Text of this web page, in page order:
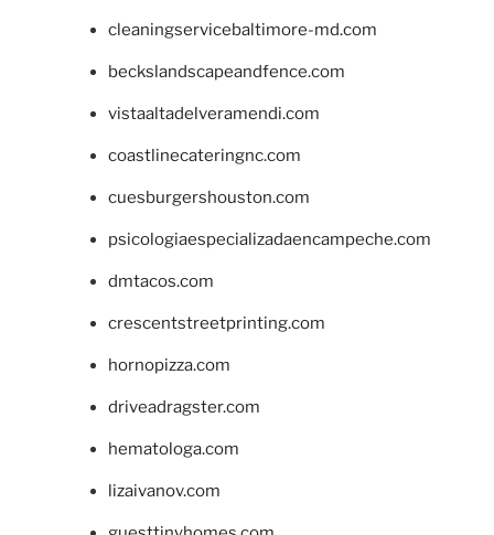
cleaningservicebaltimore-md.com
beckslandscapeandfence.com
vistaaltadelveramendi.com
coastlinecateringnc.com
cuesburgershouston.com
psicologiaespecializadaencampeche.com
dmtacos.com
crescentstreetprinting.com
hornopizza.com
driveadragster.com
hematologa.com
lizaivanov.com